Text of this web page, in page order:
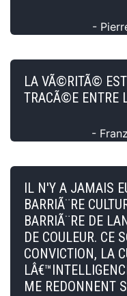
-
LA VÃ©RITÃ©
TRACÃ©E ENTRE
-
IL N'Y A JAMAIS
BARRIÃ¨RE
BARRIÃ¨RE DE
DE COULEUR. CE
CONVICTION, LA
ME REDONNENT